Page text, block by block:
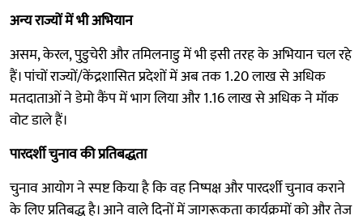
अन्य राज्यों में भी अभियान
असम, केरल, पुडुचेरी और तमिलनाडु में भी इसी तरह के अभियान चल रहे
हैं। पांचों राज्यों/केंद्रशासित प्रदेशों में अब तक 1.20 लाख से अधिक
मतदाताओं ने डेमो कैंप में भाग लिया और 1.16 लाख से अधिक ने मॉक
वोट डाले हैं।
पारदर्शी चुनाव की प्रतिबद्धता
चुनाव आयोग ने स्पष्ट किया है कि वह निष्पक्ष और पारदर्शी चुनाव कराने
के लिए प्रतिबद्ध है। आने वाले दिनों में जागरूकता कार्यक्रमों को और तेज